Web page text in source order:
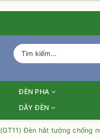
ĐÈN PHA
DÂY ĐÈN
(GT11) Đèn hắt tường chống